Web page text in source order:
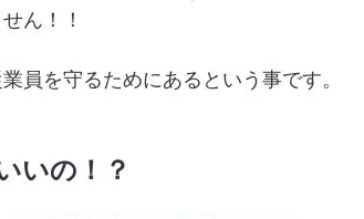
ん！！
員を守るためにあるという事です。
いの！？